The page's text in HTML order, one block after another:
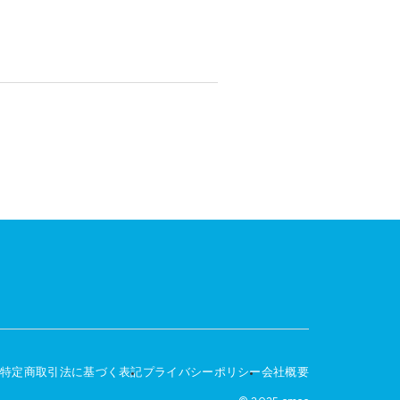
特定商取引法に基づく表記プライバシーポリシー会社概要